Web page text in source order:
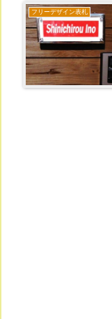
フリーデザイン表札